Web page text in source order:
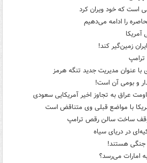
است که خود ویران کرد
را ادامه می‌دهیم
زمین‌گیر کند!
ترامپ
با عنوان مدیریت جدید تنگه هرمز
و بومی آن است!
عراق به تجاوز اخیر آمریکایی سعودی
با مواضع قبلی وی متناقض است
توقف ساخت سالن رقص ترامپ
در دریای سیاه
جنگی هستند!
امارات می‌رسد؟